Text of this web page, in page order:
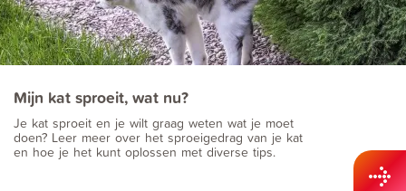
Mijn kat sproeit, wat nu?
Je kat sproeit en je wilt graag weten wat je moet
doen? Leer meer over het sproeigedrag van je kat
en hoe je het kunt oplossen met diverse tips.